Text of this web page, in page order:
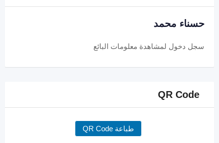
حسناء محمد
سجل دخول لمشاهدة معلومات البائع
QR Code
طباعة QR Code